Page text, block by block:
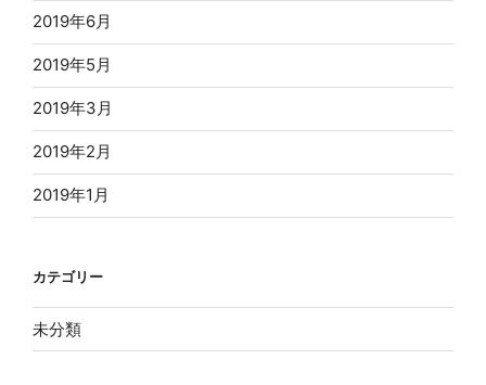
2019年6月
2019年5月
2019年3月
2019年2月
2019年1月
カテゴリー
未分類